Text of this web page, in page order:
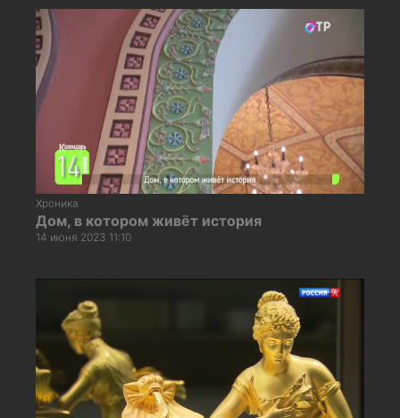
Хроника
Дом, в котором живёт история
14 июня 2023 11:10